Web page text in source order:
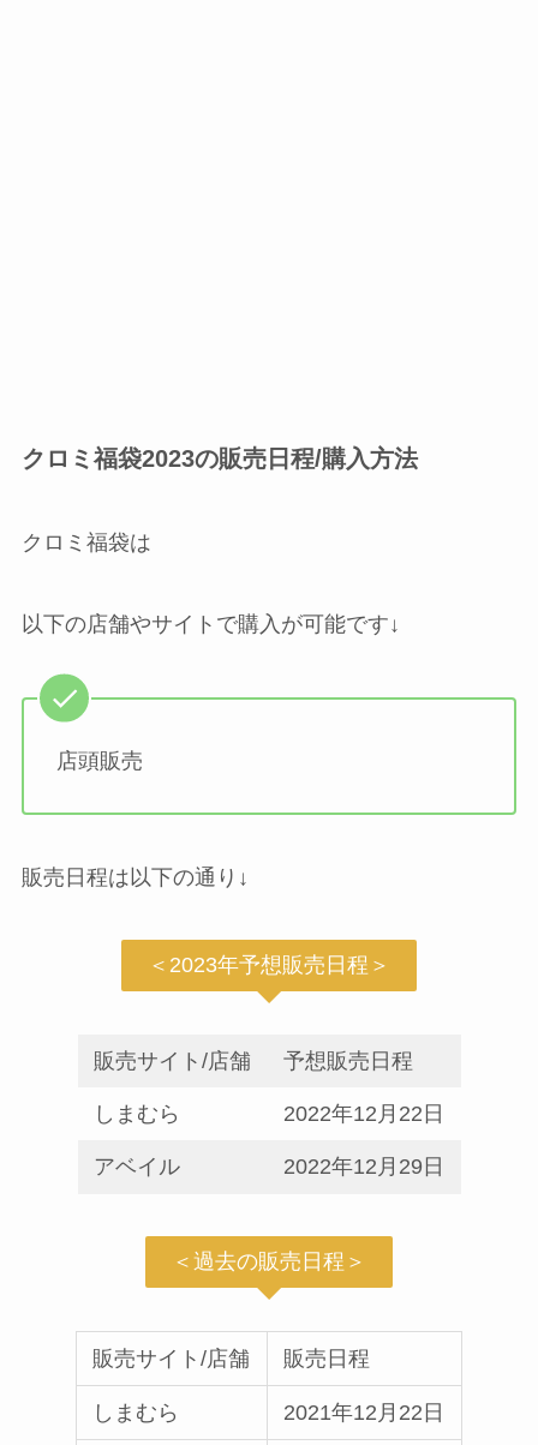
クロミ福袋2023の販売日程/購入方法
クロミ福袋は
以下の店舗やサイトで購入が可能です↓
店頭販売
販売日程は以下の通り↓
＜2023年予想販売日程＞
販売サイト/店舗 予想販売日程
しまむら 2022年12月22日
アベイル 2022年12月29日
＜過去の販売日程＞
販売サイト/店舗 販売日程
しまむら 2021年12月22日